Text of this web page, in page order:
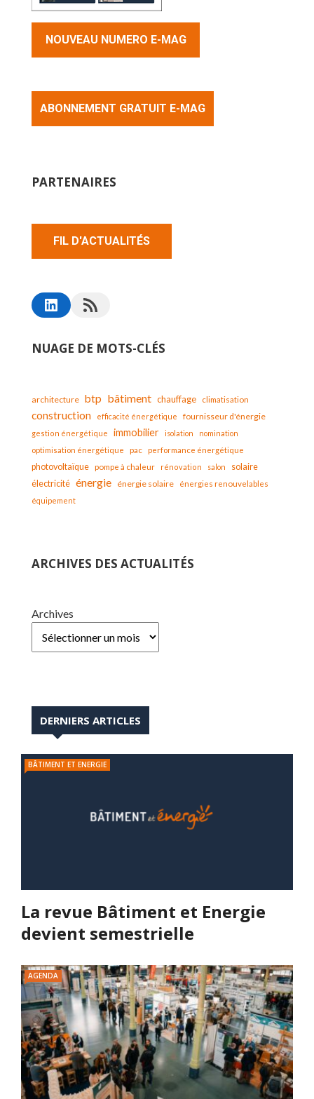
NOUVEAU NUMERO E-MAG
ABONNEMENT GRATUIT E-MAG
PARTENAIRES
FIL D'ACTUALITÉS
NUAGE DE MOTS-CLÉS
architecture btp bâtiment chauffage climatisation
construction efficacité énergétique fournisseur d'énergie
gestion énergétique immobilier isolation
nomination
optimisation énergétique
pac performance énergétique
photovoltaïque pompe à chaleur rénovation salon solaire
électricité énergie énergie solaire
énergies renouvelables
équipement
ARCHIVES DES ACTUALITÉS
Archives
DERNIERS ARTICLES
BÂTIMENT ET ENERGIE
La revue Bâtiment et Energie
devient semestrielle
AGENDA